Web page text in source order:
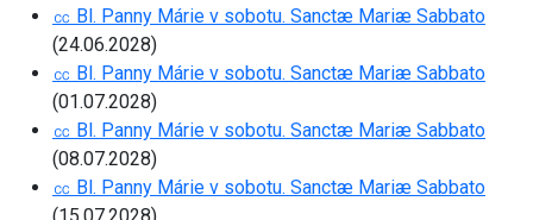
㏄ Bl. Panny Márie v sobotu. Sanctæ Mariæ Sabbato
(24.06.2028)
㏄ Bl. Panny Márie v sobotu. Sanctæ Mariæ Sabbato
(01.07.2028)
㏄ Bl. Panny Márie v sobotu. Sanctæ Mariæ Sabbato
(08.07.2028)
㏄ Bl. Panny Márie v sobotu. Sanctæ Mariæ Sabbato
(15.07.2028)